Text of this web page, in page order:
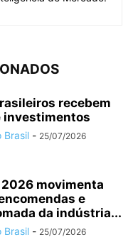
recebem
investimentos
Brasil - 25/07/2026
movimenta
e
da indústria...
Brasil - 25/07/2026